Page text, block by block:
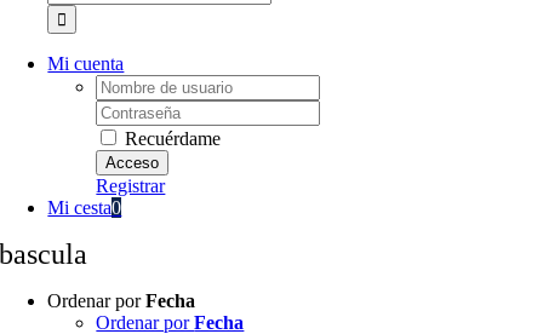
Mi cuenta
Username:
Password:
Recuérdame
Registrar
Mi cesta0
bascula
Ordenar porFecha
Ordenar porFecha